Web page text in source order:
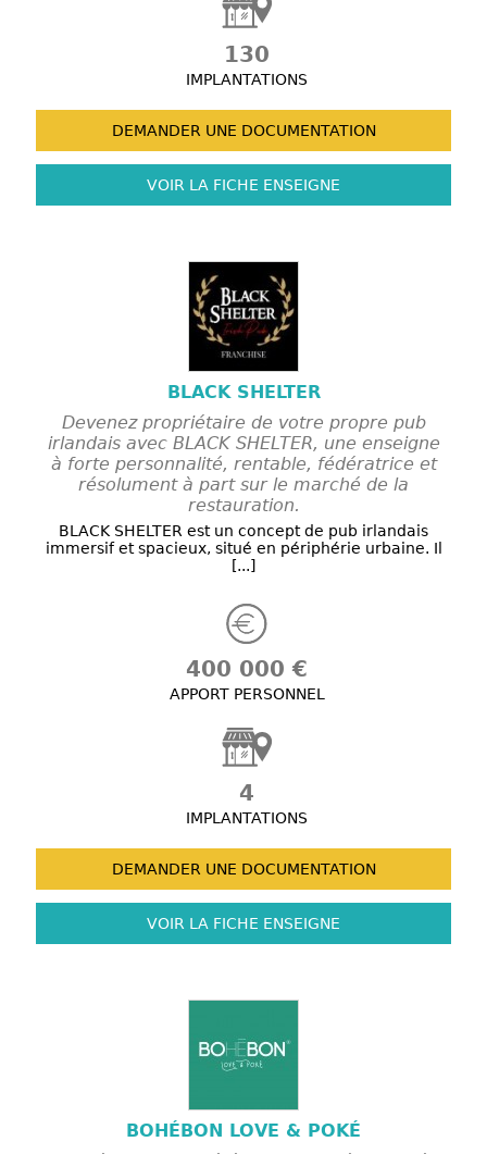
130
IMPLANTATIONS
DEMANDER UNE DOCUMENTATION
VOIR LA FICHE ENSEIGNE
BLACK SHELTER
Devenez propriétaire de votre propre pub
irlandais avec BLACK SHELTER, une enseigne
à forte personnalité, rentable, fédératrice et
résolument à part sur le marché de la
restauration.
BLACK SHELTER est un concept de pub irlandais
immersif et spacieux, situé en périphérie urbaine. Il
[...]
400 000 €
APPORT PERSONNEL
4
IMPLANTATIONS
DEMANDER UNE DOCUMENTATION
VOIR LA FICHE ENSEIGNE
BOHÉBON LOVE & POKÉ